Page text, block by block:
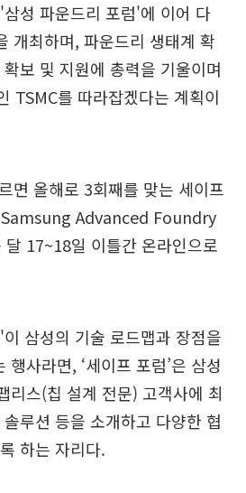
성 파운드리 포럼'에 이어 다
개최하며, 파운드리 생태계 확
보 및 지원에 총력을 기울이며
TSMC를 따라잡겠다는 계획이
면 올해로 3회째를 맞는 세이프
Advanced Foundry
17~18일 이틀간 온라인으로
삼성의 기술 로드맵과 장점을
행사라면, ‘세이프 포럼’은 삼성
리스(칩 설계 전문) 고객사에 최
루션 등을 소개하고 다양한 협
하는 자리다.